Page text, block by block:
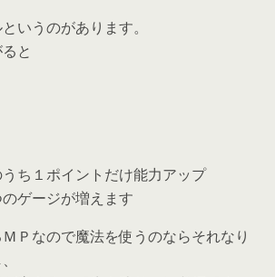
いうのがあります。
と
ち１ポイントだけ能力アップ
ゲージが増えます
Ｐなので魔法を使うのならそれなり